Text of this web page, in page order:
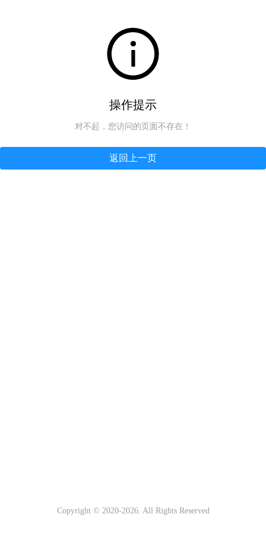
操作提示
对不起，您访问的页面不存在！
返回上一页
Copyright © 2020-2026. All Rights Reserved